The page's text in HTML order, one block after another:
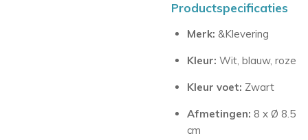
Productspecificaties
Merk: &Klevering
Kleur: Wit, blauw, roze
Kleur voet: Zwart
Afmetingen: 8 x Ø 8.5
cm